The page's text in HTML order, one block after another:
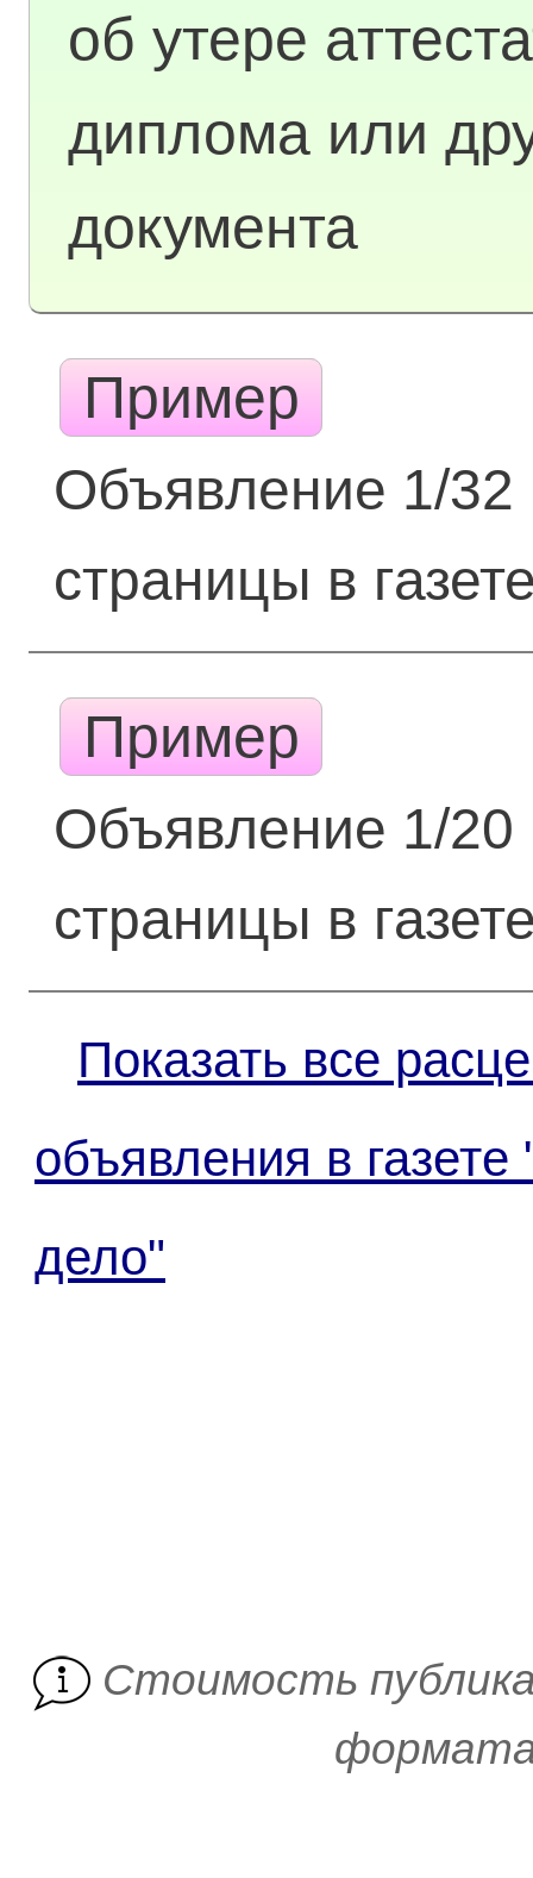
об утере
диплома или
документа
Пример
Объявление 1/32
страницы в
Пример
Объявление 1/20
страницы в
Показать все
объявления в
дело"
Cтоимость
формата